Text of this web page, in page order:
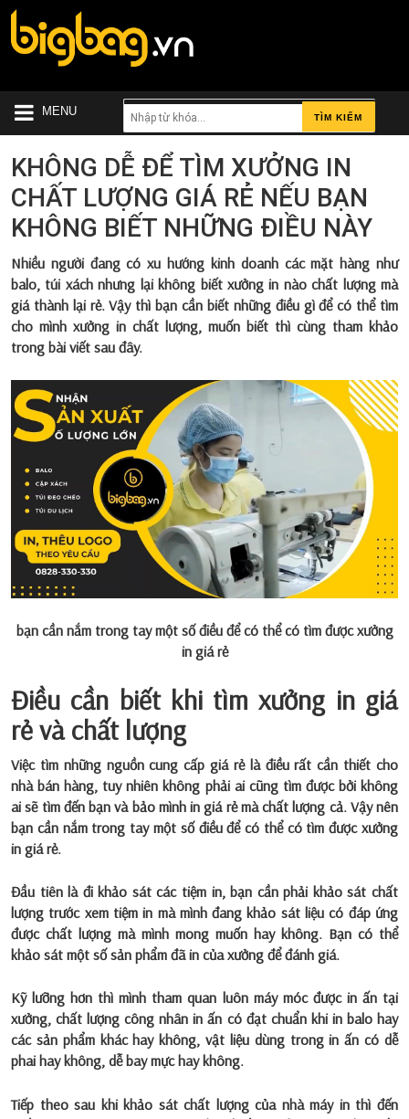
MENU TÌM KIẾM
KHÔNG DỄ ĐỂ TÌM XƯỞNG IN
CHẤT LƯỢNG GIÁ RẺ NẾU BẠN
KHÔNG BIẾT NHỮNG ĐIỀU NÀY
Nhiều người đang có xu hướng kinh doanh các mặt hàng như
balo, túi xách nhưng lại không biết xưởng in nào chất lượng mà
giá thành lại rẻ. Vậy thì bạn cần biết những điều gì để có thể tìm
cho mình xưởng in chất lượng, muốn biết thì cùng tham khảo
trong bài viết sau đây.
bạn cần nắm trong tay một số điều để có thể có tìm được xưởng
in giá rẻ
Điều cần biết khi tìm xưởng in giá
rẻ và chất lượng
Việc tìm những nguồn cung cấp giá rẻ là điều rất cần thiết cho
nhà bán hàng, tuy nhiên không phải ai cũng tìm được bởi không
ai sẽ tìm đến bạn và bảo mình in giá rẻ mà chất lượng cả. Vậy nên
bạn cần nắm trong tay một số điều để có thể có tìm được xưởng
in giá rẻ.
Đầu tiên là đi khảo sát các tiệm in, bạn cần phải khảo sát chất
lượng trước xem tiệm in mà mình đang khảo sát liệu có đáp ứng
được chất lượng mà mình mong muốn hay không. Bạn có thể
khảo sát một số sản phẩm đã in của xưởng để đánh giá.
Kỹ lưỡng hơn thì mình tham quan luôn máy móc được in ấn tại
xưởng, chất lượng công nhân in ấn có đạt chuẩn khi in balo hay
các sản phẩm khác hay không, vật liệu dùng trong in ấn có dễ
phai hay không, dễ bay mực hay không.
Tiếp theo sau khi khảo sát chất lượng của nhà máy in thì đến